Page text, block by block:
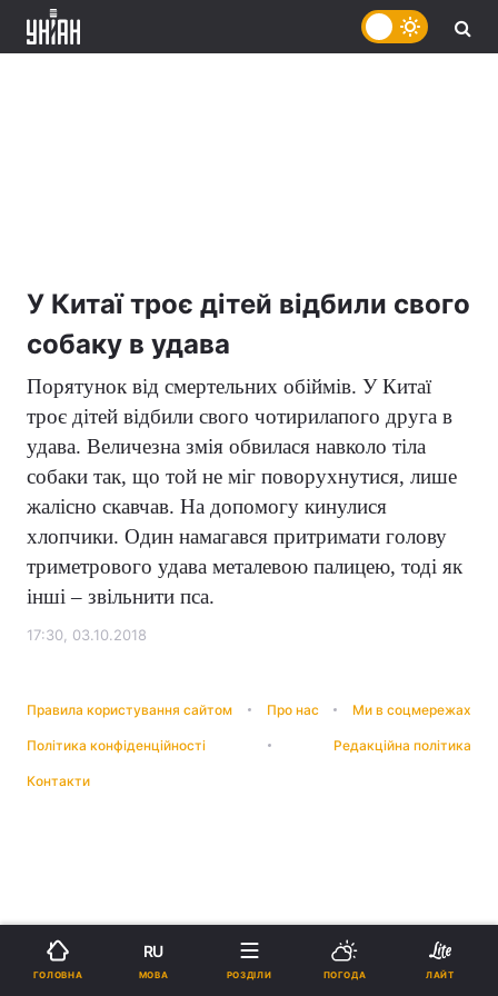
У Китаї троє дітей відбили свого
собаку в удава
Порятунок від смертельних обіймів. У Китаї
троє дітей відбили свого чотирилапого друга в
удава. Величезна змія обвилася навколо тіла
собаки так, що той не міг поворухнутися, лише
жалісно скавчав. На допомогу кинулися
хлопчики. Один намагався притримати голову
триметрового удава металевою палицею, тоді як
інші – звільнити пса.
17:30, 03.10.2018
Правила користування сайтом Про нас Ми в соцмережах
Політика конфіденційності Редакційна політика
Контакти
ГОЛОВНА
RU
МОВА РОЗДІЛИ ПОГОДА ЛАЙТ